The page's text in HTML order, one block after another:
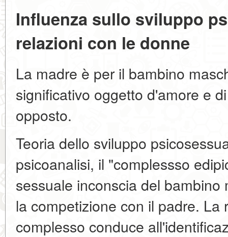
Influenza sullo sviluppo
relazioni con le donne
La madre è per il bambino
significativo oggetto d'amore e
opposto.
Teoria dello sviluppo
psicoanalisi, il "complessso
sessuale inconscia del
la competizione con il padre. La
complesso conduce